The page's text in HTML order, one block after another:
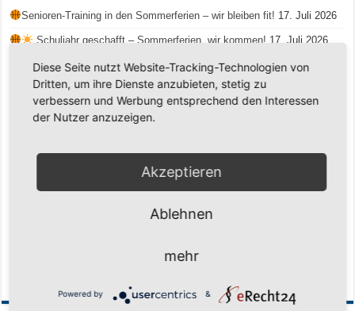
Senioren-Training in den Sommerferien – wir bleiben fit! 17. Juli 2026
Schuljahr geschafft – Sommerferien, wir kommen! 17. Juli 2026
Team LOCO Germany wird Vize-Europameister 2026 9. Juli 2026
Reise nach Berlin – 4 Talente aus Hagener Vereinen mit dem WBV
unterwegs 18. Juni 2026
Saison 2026/2027 Trainingszeiten Jugend
Regionalliga-Meister SV Haspe 70 12. Mai 2026
Historischer Triumph in Langen: Ü45 krönt sich zum fünften Mal in Folge
zum Deutschen Meister 11. Mai 2026
Zum Heimabschluss ein Ausrufezeichen 9. Mai 2026
Diese Seite nutzt Website-Tracking-Technologien von
Dritten, um ihre Dienste anzubieten, stetig zu
verbessern und Werbung entsprechend den Interessen
der Nutzer anzuzeigen.
Akzeptieren
Ablehnen
mehr
Powered by &